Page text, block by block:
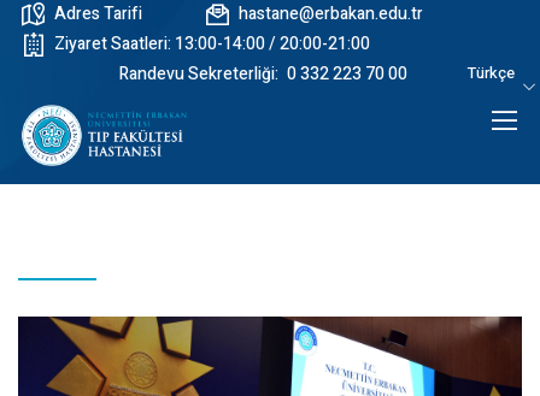
Adres Tarifi
hastane@erbakan.edu.tr
Ziyaret Saatleri: 13:00-14:00 / 20:00-21:00
Randevu Sekreterliği: 0 332 223 70 00 Türkçe